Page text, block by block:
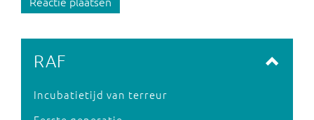
RAF
Incubatietijd van terreur